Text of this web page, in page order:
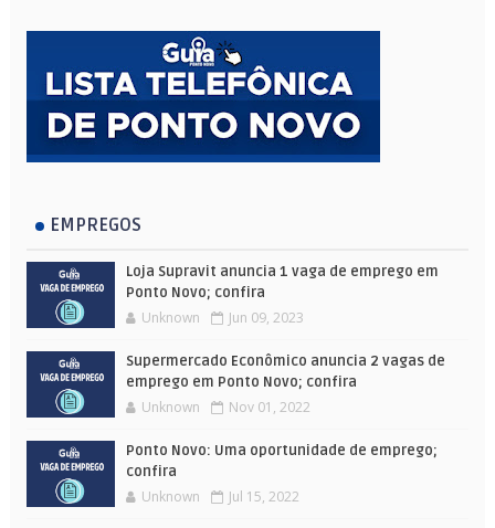
EMPREGOS
Loja Supravit anuncia 1 vaga de emprego em
Ponto Novo; confira
Unknown Jun 09, 2023
Supermercado Econômico anuncia 2 vagas de
emprego em Ponto Novo; confira
Unknown Nov 01, 2022
Ponto Novo: Uma oportunidade de emprego;
confira
Unknown Jul 15, 2022